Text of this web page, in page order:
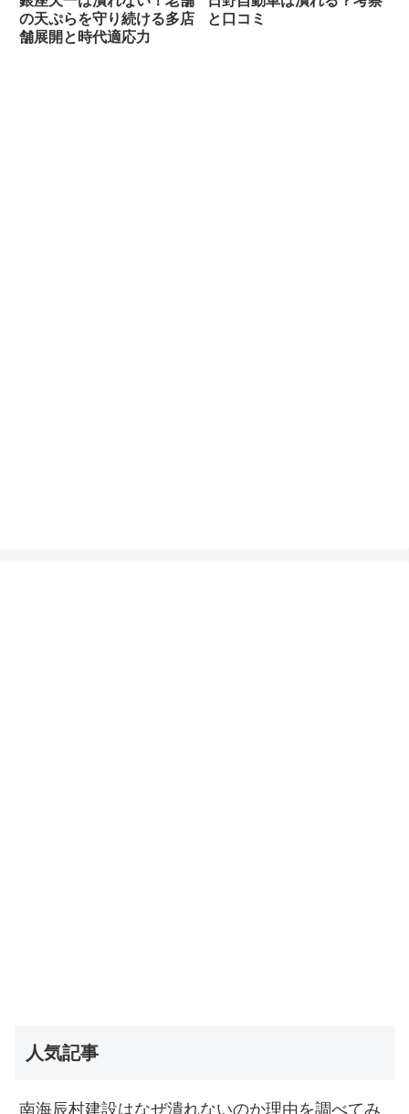
の天ぷらを守り続ける多店
舗展開と時代適応力
と口コミ
人気記事
南海辰村建設はなぜ潰れないのか理由を調べてみ